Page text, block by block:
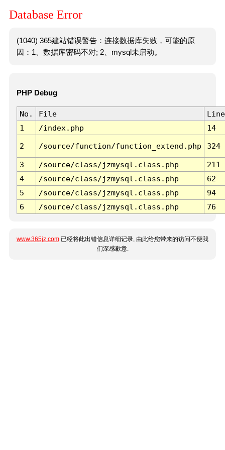
Database Error
(1040) 365建站错误警告：连接数据库失败，可能的原
因：1、数据库密码不对; 2、mysql未启动。
PHP Debug
No. File
Line
1
/index.php 14
2 /source/function/function_extend.php 324
3 /source/class/jzmysql.class.php
211
4
/source/class/jzmysql.class.php
62
5
/source/class/jzmysql.class.php
94
6
/source/class/jzmysql.class.php 76
www.365jz.com 已经将此出错信息详细记录, 由此给您带来的访问不便我
们深感歉意.